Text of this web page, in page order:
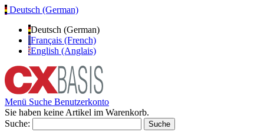
Deutsch (German)
Deutsch (German)
Français (French)
English (Anglais)
Menü Suche Benutzerkonto
Sie haben keine Artikel im Warenkorb.
Suche:
Suche